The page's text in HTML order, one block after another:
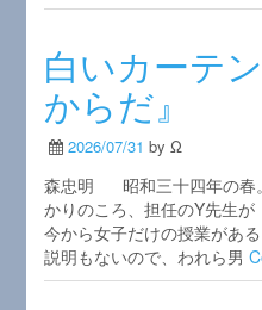
白いカーテ
からだ』
2026/07/31 by Ω
森忠明 昭和三十四年の春
かりのころ、担任のY先生が
今から女子だけの授業があ
説明もないので、われら男